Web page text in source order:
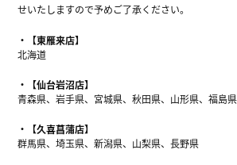
せいたしますので予めご了承ください。
【東雁来店】
北海道
【仙台岩沼店】
青森県、岩手県、宮城県、秋田県、山形県、福島
【久喜菖蒲店】
群馬県、埼玉県、新潟県、山梨県、長野県